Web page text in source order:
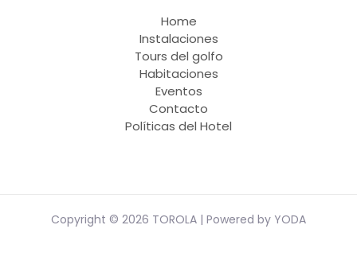
Home
Instalaciones
Tours del golfo
Habitaciones
Eventos
Contacto
Políticas del Hotel
Copyright © 2026 TOROLA | Powered by YODA